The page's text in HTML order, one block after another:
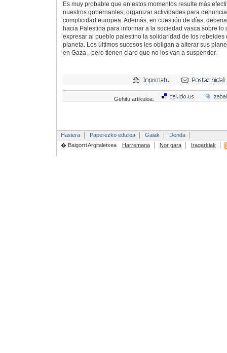
Es muy probable que en estos momentos resulte más
nuestros gobernantes, organizar actividades para
complicidad europea. Además, en cuestión de días,
hacia Palestina para informar a la sociedad vasca sobre lo
expresar al pueblo palestino la solidaridad de los rebeldes
planeta. Los últimos sucesos les obligan a alterar sus
en Gaza-, pero tienen claro que no los van a suspender.
Gehitu artikuloa:
Hasiera Paperezko edizioa Gaiak
Denda
� Baigorri Argitaletxea
Harremana Nor gara Iragarkiak